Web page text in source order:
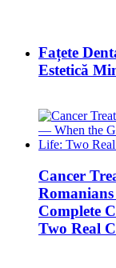
Fațete
Estetică
Cancer
Complete
Two Real